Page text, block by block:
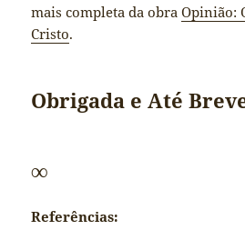
mais completa da obraOpinião:
Cristo.
Obrigada e Até
∞
Referências: